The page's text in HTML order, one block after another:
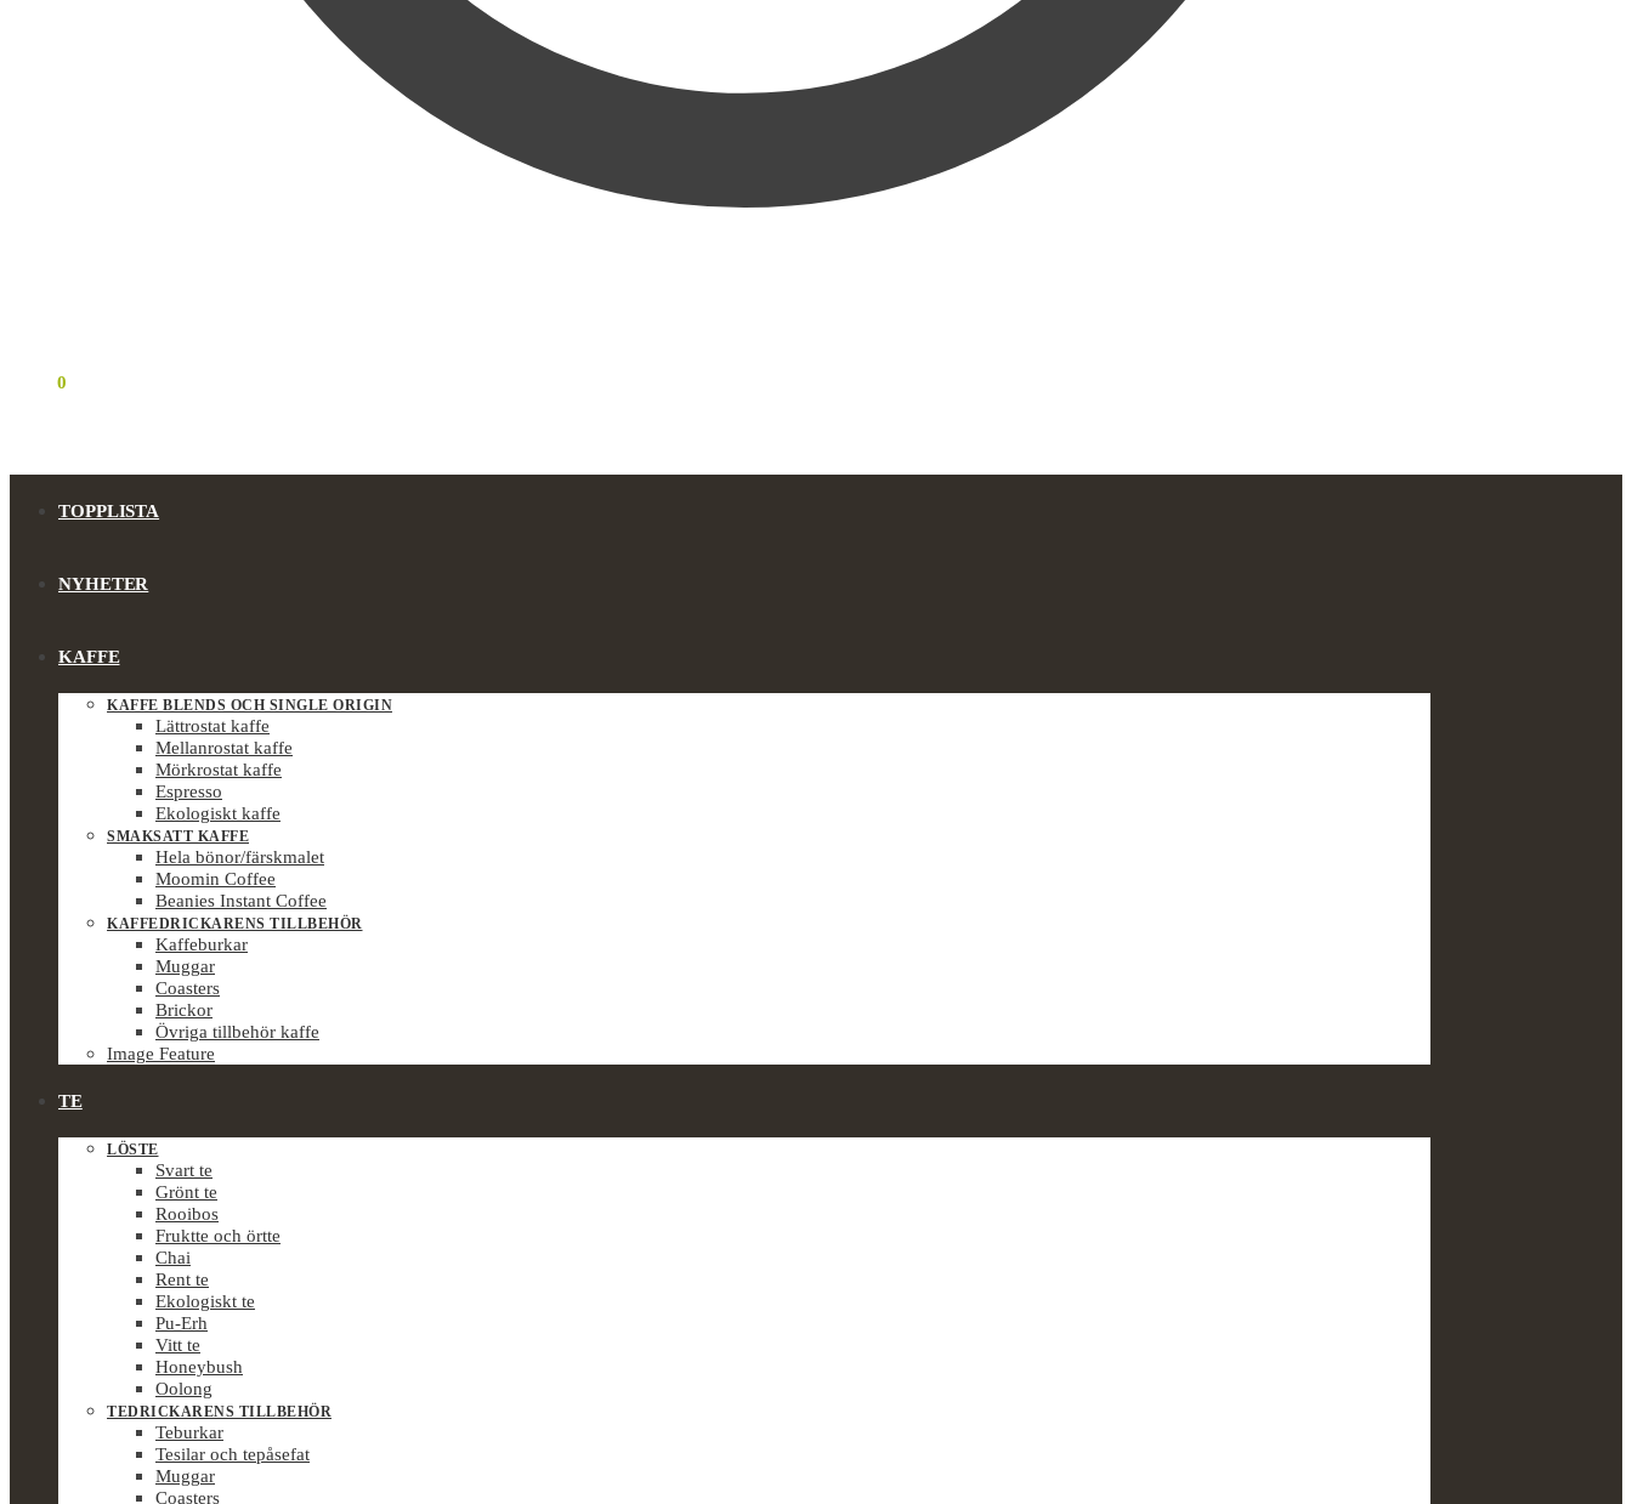
0
TOPPLISTA
NYHETER
KAFFE
KAFFE BLENDS OCH SINGLE ORIGIN
Lättrostat kaffe
Mellanrostat kaffe
Mörkrostat kaffe
Espresso
Ekologiskt kaffe
SMAKSATT KAFFE
Hela bönor/färskmalet
Moomin Coffee
Beanies Instant Coffee
KAFFEDRICKARENS TILLBEHÖR
Kaffeburkar
Muggar
Coasters
Brickor
Övriga tillbehör kaffe
Image Feature
TE
LÖSTE
Svart te
Grönt te
Rooibos
Fruktte och örtte
Chai
Rent te
Ekologiskt te
Pu-Erh
Vitt te
Honeybush
Oolong
TEDRICKARENS TILLBEHÖR
Teburkar
Tesilar och tepåsefat
Muggar
Coasters